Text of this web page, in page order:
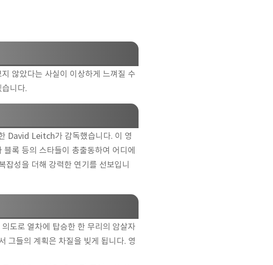
않았다는 사실이 이상하게 느껴질 수
니다.
David Leitch가 감독했습니다. 이 영
록 등의 스타들이 총출동하여 어디에
잡성을 더해 강력한 연기를 선보입니
도로 열차에 탑승한 한 무리의 암살자
그들의 계획은 차질을 빚게 됩니다. 영